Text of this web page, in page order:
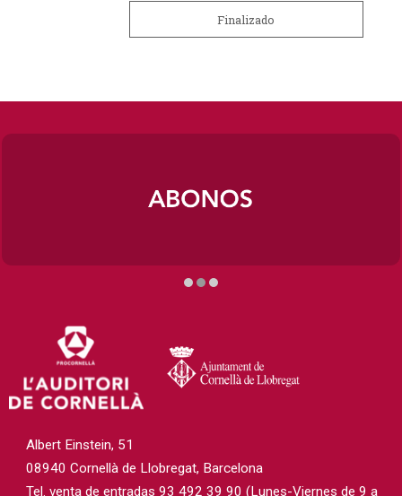
Finalizado
Albert Einstein, 51
08940 Cornellà de Llobregat, Barcelona
Tel. venta de entradas 93 492 39 90 (Lunes-Viernes de 9 a